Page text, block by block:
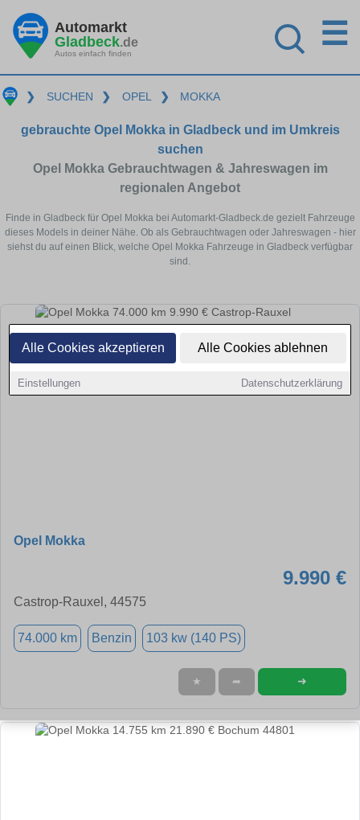
Alle Cookies akzeptieren Alle Cookies ablehnen
Einstellungen Datenschutzerklärung
Automarkt
Gladbeck.de
Autos einfach finden
☰
❯ SUCHEN ❯ OPEL ❯ MOKKA
gebrauchte Opel Mokka in Gladbeck und im Umkreis
suchen
Opel Mokka Gebrauchtwagen & Jahreswagen im
regionalen Angebot
Finde in Gladbeck für Opel Mokka bei Automarkt-Gladbeck.de gezielt Fahrzeuge
dieses Models in deiner Nähe. Ob als Gebrauchtwagen oder Jahreswagen - hier
siehst du auf einen Blick, welche Opel Mokka Fahrzeuge in Gladbeck verfügbar
sind.
Opel Mokka
9.990 €
Castrop-Rauxel, 44575
74.000 km Benzin 103 kw (140 PS)
★ ➦ ➜